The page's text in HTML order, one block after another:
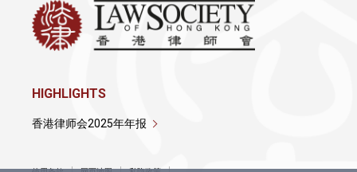
HIGHLIGHTS
香港律师会2025年年报